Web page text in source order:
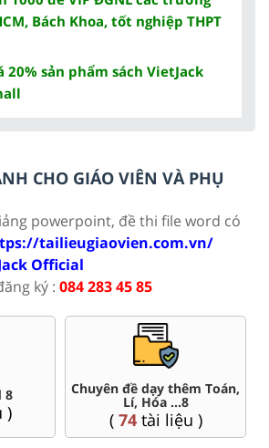
Bách Khoa, tốt nghiệp THPT
20% sản phẩm sách VietJack
CHO GIÁO VIÊN VÀ PHỤ
powerpoint, đề thi file word có
tailieugiaovien.com.vn/
Official
ký : 084 283 45 85
8
)
Trắc nghiệm đúng sai 8
(12tài liệu )